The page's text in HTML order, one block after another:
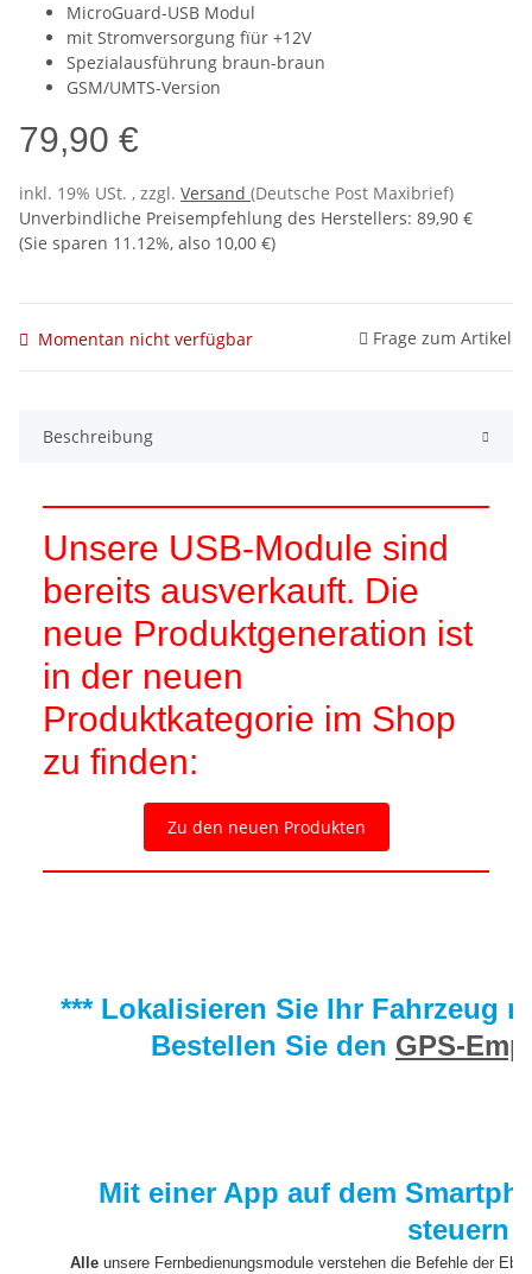
MicroGuard-USB Modul
mit Stromversorgung fïür +12V
Spezialausführung braun-braun
GSM/UMTS-Version
79,90 €
inkl. 19% USt. , zzgl. Versand (Deutsche Post Maxibrief)
Unverbindliche Preisempfehlung des Herstellers: 89,90 €
(Sie sparen 11.12%, also 10,00 €)
Momentan nicht verfügbar Frage zum Artikel
Beschreibung
Unsere USB-Module sind
bereits ausverkauft. Die
neue Produktgeneration ist
in der neuen
Produktkategorie im Shop
zu finden:
Zu den neuen Produkten
*** Lokalisieren Sie Ihr Fahrzeug
Bestellen Sie den GPS-
Mit einer App auf dem
steuern
Alle unsere Fernbedienungsmodule verstehen die Befehle der